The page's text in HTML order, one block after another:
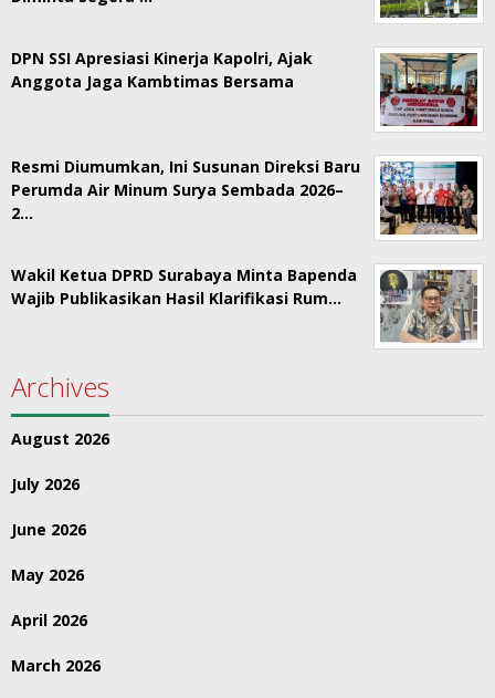
DPN SSI Apresiasi Kinerja Kapolri, Ajak
Anggota Jaga Kambtimas Bersama
Resmi Diumumkan, Ini Susunan Direksi Baru
Perumda Air Minum Surya Sembada 2026–
2…
Wakil Ketua DPRD Surabaya Minta Bapenda
Wajib Publikasikan Hasil Klarifikasi Rum…
Archives
August 2026
July 2026
June 2026
May 2026
April 2026
March 2026